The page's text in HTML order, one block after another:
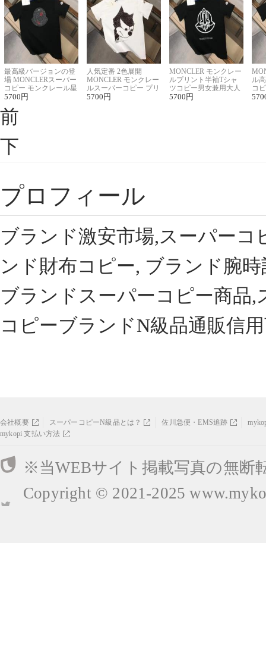
最高級バージョンの登
場 MONCLERスーパー
コピー モンクレール星
座半袖Tシャツ
5700 円
人気定番 2色展開
MONCLER モンクレー
ルスーパーコピー プリ
ント半袖Tシャツ
5700 円
MONCLER モンクレー
ルプリント半袖Tシャ
ツコピー男女兼用大人
可愛い春夏コーデ
5700 円
ル
コ
ィ
前
下
プロフィール
ブランド激安市場,スーパー
ンド財布コピー, ブランド腕
ブランドスーパーコピー商品
コピーブランドN級品通販信
会社概要 スーパーコピーN級品とは？ 佐川急便・EMS追跡
mykopi 支払い方法
※当WEBサイト掲載写真の無断
Copyright © 2021-2025